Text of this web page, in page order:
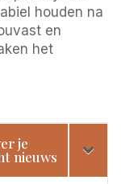
houden na
en
het
je
nieuws